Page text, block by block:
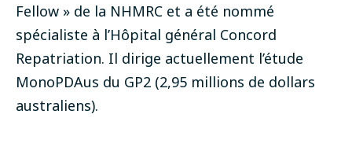
Fellow » de la NHMRC et a été nommé
spécialiste à l’Hôpital général Concord
Repatriation. Il dirige actuellement l’étude
MonoPDAus du GP2 (2,95 millions de dollars
australiens).